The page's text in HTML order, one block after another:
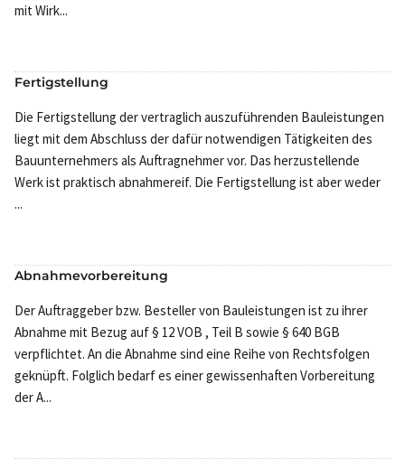
mit Wirk...
Fertigstellung
Die Fertigstellung der vertraglich auszuführenden Bauleistungen
liegt mit dem Abschluss der dafür notwendigen Tätigkeiten des
Bauunternehmers als Auftragnehmer vor. Das herzustellende
Werk ist praktisch abnahmereif. Die Fertigstellung ist aber weder
...
Abnahmevorbereitung
Der Auftraggeber bzw. Besteller von Bauleistungen ist zu ihrer
Abnahme mit Bezug auf § 12 VOB , Teil B sowie § 640 BGB
verpflichtet. An die Abnahme sind eine Reihe von Rechtsfolgen
geknüpft. Folglich bedarf es einer gewissenhaften Vorbereitung
der A...